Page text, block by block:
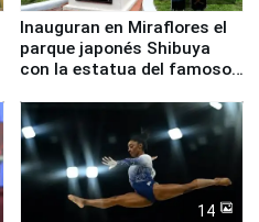
Inauguran en Miraflores el
parque japonés Shibuya
con la estatua del famoso
14